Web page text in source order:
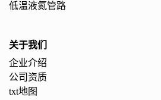
低温液氮管路
关于我们
企业介绍
公司资质
txt地图